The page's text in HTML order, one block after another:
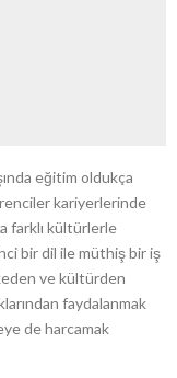
eğitim oldukça
kariyerlerinde
farklı kültürlerle
bir dil ile müthiş bir iş
ve kültürden
faydalanmak
de harcamak